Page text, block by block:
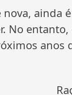
ainda
No
anos